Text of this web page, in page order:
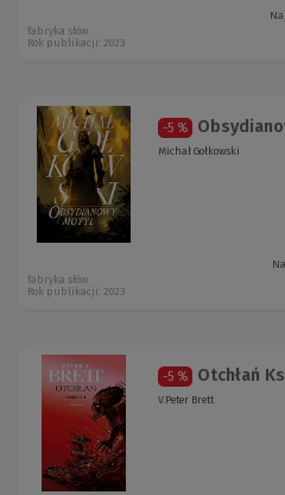
fabryka słów
Rok publikacji: 2023
-5 %
Michał Gołkowski
fabryka słów
Rok publikacji: 2023
-5 % Otchłań
V.Peter Brett